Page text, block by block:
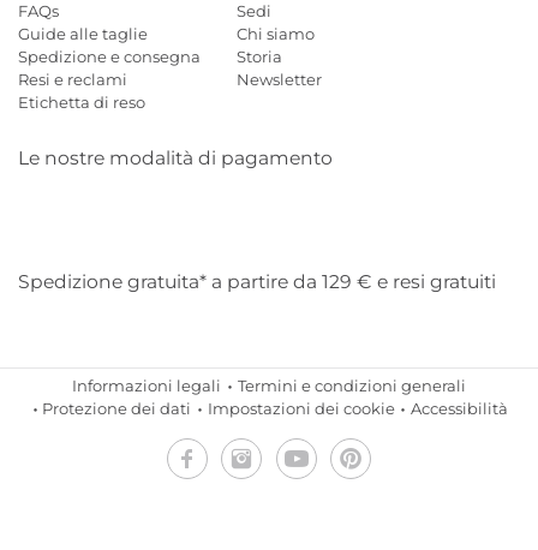
FAQs
Guide alle taglie
Spedizione e consegna
Resi e reclami
Etichetta di reso
Sedi
Chi siamo
Storia
Newsletter
Le nostre modalità di pagamento
Spedizione gratuita* a partire da 129 € e resi gratuiti
Informazioni legali
Termini e condizioni generali
Protezione dei dati
Impostazioni dei cookie Accessibilità